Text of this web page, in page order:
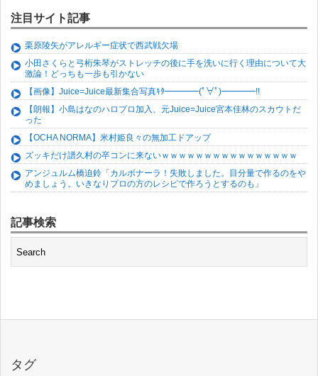
注目サイト記事
栗原陵矢がアレルギー症状で西武戦欠場
小田さくらと弓桁朱琴がストレッチの後に手を洗いに行く理由について大
激論！どっちも一歩も引かない
【画像】Juice=Juice最新集合写真ｷﾀ━━━━(ﾟ∀ﾟ)━━━━!!
【朗報】小島はなのハロプロ加入、元Juice=Juice宮本佳林のスカウトだ
った
【OCHA NORMA】米村姫良々の無加工ドアップ
ズッキだけ譜久村の卒コンに来ないｗｗｗｗｗｗｗｗｗｗｗｗｗｗｗｗ
アンジュルム橋迫鈴「カルボナーラ！失敗しました。目分量で作るのをや
めましょう。いきなりプロの方のレシピで作ろうとするのも」
記事検索
タグ